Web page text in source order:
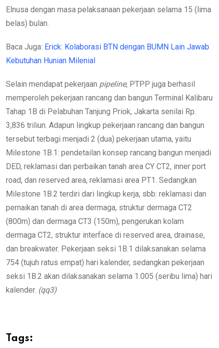
Elnusa dengan masa pelaksanaan pekerjaan selama 15 (lima
belas) bulan.
Baca Juga: Erick: Kolaborasi BTN dengan BUMN Lain Jawab
Kebutuhan Hunian Milenial
Selain mendapat pekerjaan pipeline, PTPP juga berhasil
memperoleh pekerjaan rancang dan bangun Terminal Kalibaru
Tahap 1B di Pelabuhan Tanjung Priok, Jakarta senilai Rp.
3,836 triliun. Adapun lingkup pekerjaan rancang dan bangun
tersebut terbagi menjadi 2 (dua) pekerjaan utama, yaitu
Milestone 1B.1: pendetailan konsep rancang bangun menjadi
DED, reklamasi dan perbaikan tanah area CY CT2, inner port
road, dan reserved area, reklamasi area PT1. Sedangkan
Milestone 1B.2 terdiri dari lingkup kerja, sbb: reklamasi dan
pernaikan tanah di area dermaga, struktur dermaga CT2
(800m) dan dermaga CT3 (150m), pengerukan kolam
dermaga CT2, struktur interface di reserved area, drainase,
dan breakwater. Pekerjaan seksi 1B.1 dilaksanakan selama
754 (tujuh ratus empat) hari kalender, sedangkan pekerjaan
seksi 1B.2 akan dilaksanakan selama 1.005 (seribu lima) hari
kalender. (qq3)
Tags: